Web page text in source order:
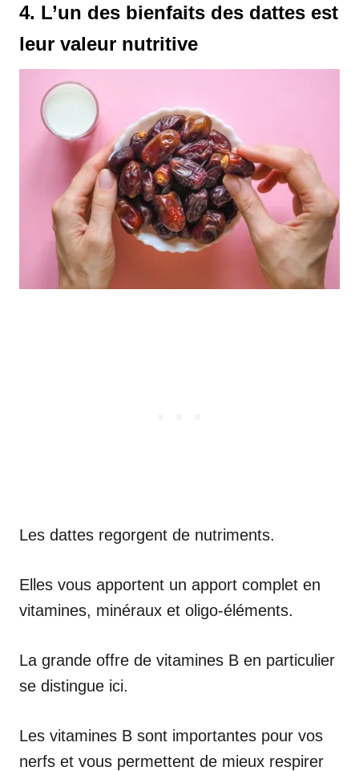
4. L’un des bienfaits des dattes est
leur valeur nutritive
Les dattes regorgent de nutriments.
Elles vous apportent un apport complet en
vitamines, minéraux et oligo-éléments.
La grande offre de vitamines B en particulier
se distingue ici.
Les vitamines B sont importantes pour vos
nerfs et vous permettent de mieux respirer